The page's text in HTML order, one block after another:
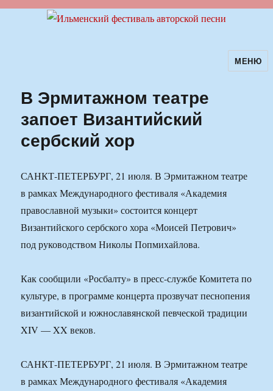
Ильменский фестиваль авторскойМЕНЮ
В Эрмитажном театре
запоет Византийский
сербский хор
САНКТ-ПЕТЕРБУРГ, 21 июля. В Эрмитажном театре
в рамках Международного фестиваля «Академия
православной музыки» состоится концерт
Византийского сербского хора «Моисей Петрович»
под руководством Николы Попмихайлова.
Как сообщили «Росбалту» в пресс-службе Комитета по
культуре, в программе концерта прозвучат песнопения
византийской и южнославянской певческой традиции
XIV — XX веков.
САНКТ-ПЕТЕРБУРГ, 21 июля. В Эрмитажном театре
в рамках Международного фестиваля «Академия